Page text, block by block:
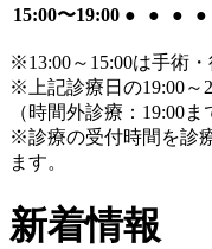
15:00〜19:00 ● ● ● ●
※13:00～15:00は手術
※上記診療日の19:00～
（時間外診療：19:00
※診療の受付時間を診
ます。
新着情報